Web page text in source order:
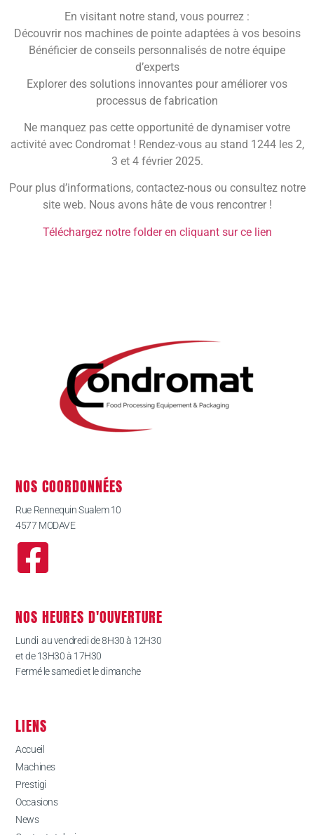
En visitant notre stand, vous pourrez :
Découvrir nos machines de pointe adaptées à vos besoins
Bénéficier de conseils personnalisés de notre équipe
d’experts
Explorer des solutions innovantes pour améliorer vos
processus de fabrication
Ne manquez pas cette opportunité de dynamiser votre
activité avec Condromat ! Rendez-vous au stand 1244 les 2,
3 et 4 février 2025.
Pour plus d’informations, contactez-nous ou consultez notre
site web. Nous avons hâte de vous rencontrer !
Téléchargez notre folder en cliquant sur ce lien
NOS COORDONNÉES
Rue Rennequin Sualem 10
4577 MODAVE
NOS HEURES D'OUVERTURE
Lundi au vendredi de 8H30 à 12H30
et de 13H30 à 17H30
Fermé le samedi et le dimanche
LIENS
Accueil
Machines
Prestigi
Occasions
News